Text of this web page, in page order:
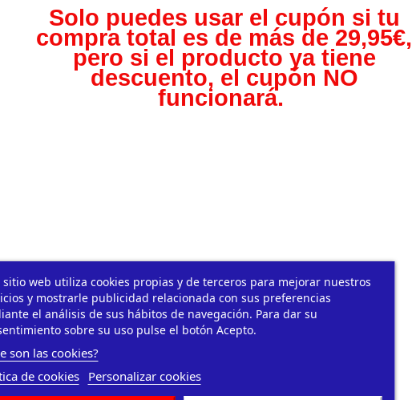
sitio web utiliza cookies propias y de terceros para mejorar nuestros
y mostrarle publicidad relacionada con sus preferencias
el análisis de sus hábitos de navegación. Para dar su
sobre su uso pulse el botón Acepto.
son las cookies?
de cookies
Personalizar cookies
Solo puedes usar el cupón si tu
compra total es de más de 29,95€,
pero si el producto ya tiene
descuento, el cupón NO
funcionará.